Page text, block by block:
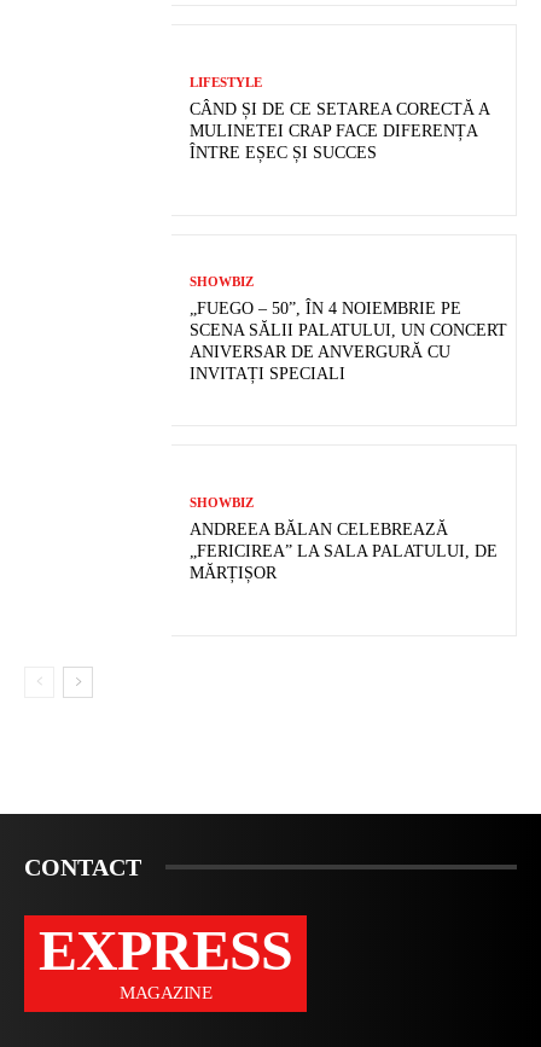
LIFESTYLE
CÂND ȘI DE CE SETAREA CORECTĂ A
MULINETEI CRAP FACE DIFERENȚA
ÎNTRE EȘEC ȘI SUCCES
SHOWBIZ
„FUEGO – 50”, ÎN 4 NOIEMBRIE PE
SCENA SĂLII PALATULUI, UN CONCERT
ANIVERSAR DE ANVERGURĂ CU
INVITAȚI SPECIALI
SHOWBIZ
ANDREEA BĂLAN CELEBREAZĂ
„FERICIREA” LA SALA PALATULUI, DE
MĂRȚIȘOR
CONTACT
EXPRESS
MAGAZINE